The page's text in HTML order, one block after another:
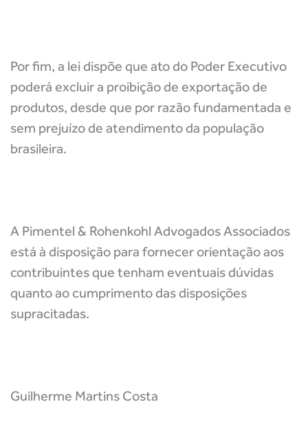
Por fim, a lei dispõe que ato do Poder Executivo
poderá excluir a proibição de exportação de
produtos, desde que por razão fundamentada e
sem prejuízo de atendimento da população
brasileira.
A Pimentel & Rohenkohl Advogados Associados
está à disposição para fornecer orientação aos
contribuintes que tenham eventuais dúvidas
quanto ao cumprimento das disposições
supracitadas.
Guilherme Martins Costa